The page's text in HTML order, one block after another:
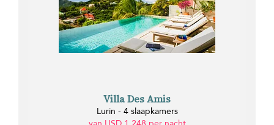
Villa Des Amis
Lurin - 4 slaapkamers